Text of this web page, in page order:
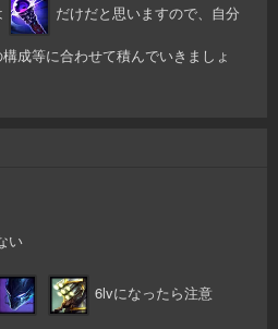
だけだと思いますので、自分
成等に合わせて積んでいきましょ
い
6lvになったら注意